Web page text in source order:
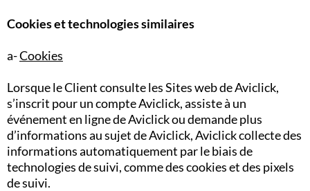
Cookies et technologies similaires
a-Cookies
Lorsque le Client consulte les Sites web de Aviclick,
s’inscrit pour un compte Aviclick, assiste à un
événement en ligne de Aviclick ou demande plus
d’informations au sujet de Aviclick, Aviclick collecte des
informations automatiquement par le biais de
technologies de suivi, comme des cookies et des pixels
de suivi.